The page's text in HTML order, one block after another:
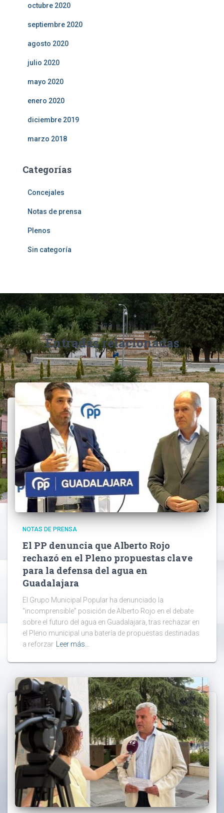
octubre 2020
septiembre 2020
agosto 2020
julio 2020
mayo 2020
enero 2020
diciembre 2019
marzo 2018
Categorías
Concejales
Notas de prensa
Plenos
Sin categoría
Entradas relacionadas
NOTAS DE PRENSA
El PP denuncia que Alberto Rojo
rechazó en el Pleno propuestas clave
para la defensa del agua en
Guadalajara
El Grupo Municipal Popular ha denunciado la
“incomprensible” posición de Alberto Rojo en el debate
sobre el futuro del agua en Guadalajara, tras rechazar en
el Pleno municipal una batería de propuestas destinadas
a reforzar
Leer más…